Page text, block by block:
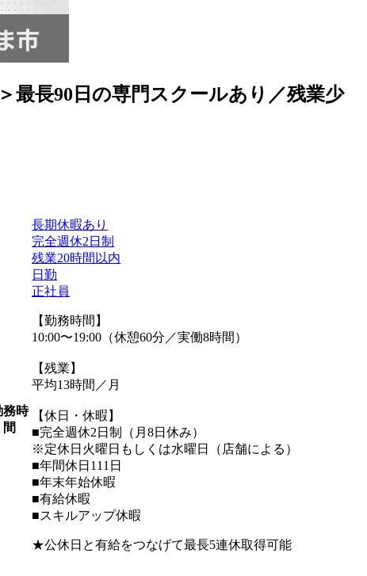
最長90日の専門スクールあり／残業少
務時
間
長期休暇あり
完全週休2日制
残業20時間以内
日勤
正社員
【勤務時間】
10:00〜19:00（休憩60分／実働8時間）
【残業】
平均13時間／月
【休日・休暇】
■完全週休2日制（月8日休み）
※定休日火曜日もしくは水曜日（店舗による）
■年間休日111日
■年末年始休暇
■有給休暇
■スキルアップ休暇
★公休日と有給をつなげて最長5連休取得可能